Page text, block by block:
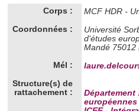
Corps :
MCF HDR -
Coordonnées :
Université
d'études
Mandé 75012
Mél :
Structure(s) de
rattachement :
européennes